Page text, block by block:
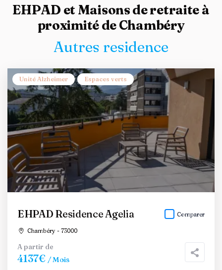
EHPAD et Maisons de retraite à
proximité de Chambéry
Autres residence
Unité Alzheimer Espaces verts
EHPAD Residence Agelia
Chambéry - 73000
Comparer
A partir de
4137€ / Mois